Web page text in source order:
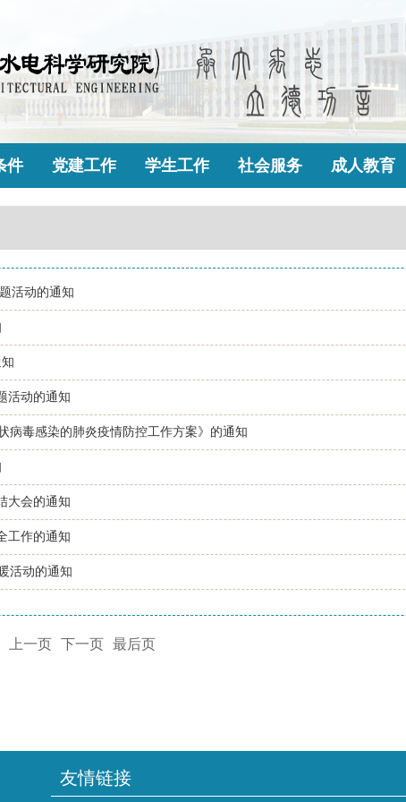
件 党建工作 学生工作 社会服务 成人教育
活动的通知
活动的通知
病毒感染的肺炎疫情防控工作方案》的通知
大会的通知
工作的通知
活动的通知
上一页 下一页 最后页
友情链接